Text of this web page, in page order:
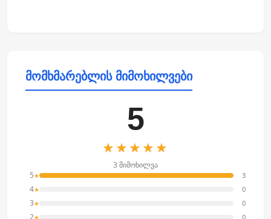
მომხმარებლის მიმოხილვები
5
★★★★★
3 მიმოხილვა
5★ 3
4★ 0
3★ 0
2★ 0